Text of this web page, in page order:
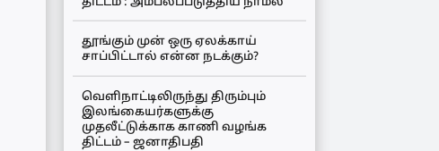
தூங்கும் முன் ஒரு ஏலக்காய்
சாப்பிட்டால் என்ன நடக்கும்?
வெளிநாட்டிலிருந்து திரும்பும்
இலங்கையர்களுக்கு
முதலீட்டுக்காக காணி வழங்க
திட்டம் – ஜனாதிபதி